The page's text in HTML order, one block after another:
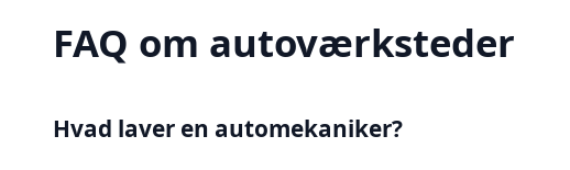
FAQ om autoværksteder
Hvad laver en automekaniker?